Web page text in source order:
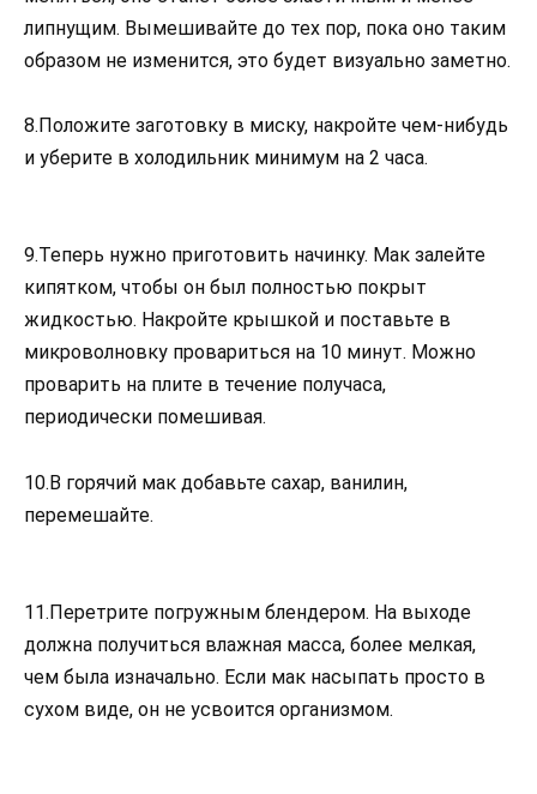
липнущим. Вымешивайте до тех пор, пока оно таким
образом не изменится, это будет визуально заметно.
8.Положите заготовку в миску, накройте чем-нибудь
и уберите в холодильник минимум на 2 часа.
9.Теперь нужно приготовить начинку. Мак залейте
кипятком, чтобы он был полностью покрыт
жидкостью. Накройте крышкой и поставьте в
микроволновку провариться на 10 минут. Можно
проварить на плите в течение получаса,
периодически помешивая.
10.В горячий мак добавьте сахар, ванилин,
перемешайте.
11.Перетрите погружным блендером. На выходе
должна получиться влажная масса, более мелкая,
чем была изначально. Если мак насыпать просто в
сухом виде, он не усвоится организмом.